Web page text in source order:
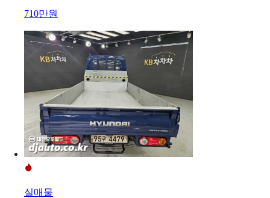
710만원
실매물